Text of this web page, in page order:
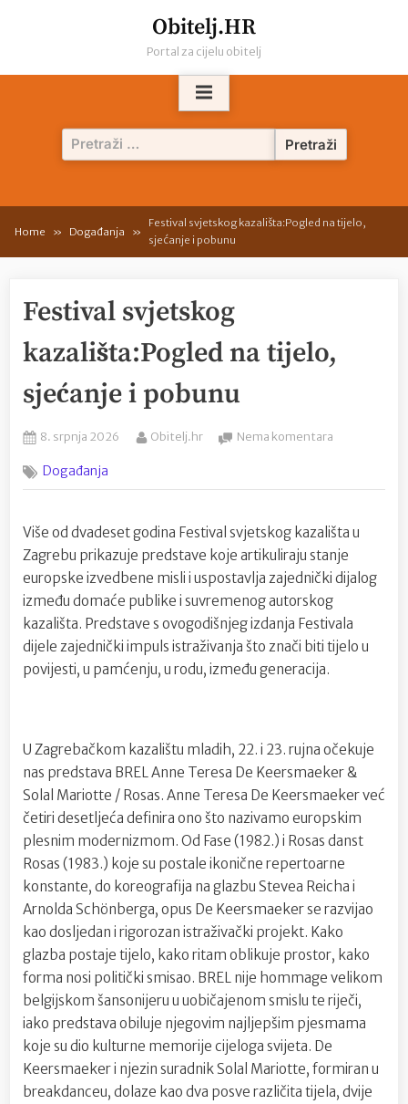
Obitelj.HR
Portal za cijelu obitelj
Pretraži:
Home Događanja
Festival svjetskog kazališta:Pogled na tijelo,
sjećanje i pobunu
Festival svjetskog
kazališta:Pogled na tijelo,
sjećanje i pobunu
Posted
8. srpnja 2026 By
Obitelj.hr Nema komentara
tijelo,
sjećanje
pobunu
Događanja
Više od dvadeset godina Festival svjetskog kazališta u
Zagrebu prikazuje predstave koje artikuliraju stanje
europske izvedbene misli i uspostavlja zajednički dijalog
između domaće publike i suvremenog autorskog
kazališta. Predstave s ovogodišnjeg izdanja Festivala
dijele zajednički impuls istraživanja što znači biti tijelo u
povijesti, u pamćenju, u rodu, između generacija.
U Zagrebačkom kazalištu mladih, 22. i 23. rujna očekuje
nas predstava BREL Anne Teresa De Keersmaeker &
Solal Mariotte / Rosas. Anne Teresa De Keersmaeker već
četiri desetljeća definira ono što nazivamo europskim
plesnim modernizmom. Od Fase (1982.) i Rosas danst
Rosas (1983.) koje su postale ikonične repertoarne
konstante, do koreografija na glazbu Stevea Reicha i
Arnolda Schönberga, opus De Keersmaeker se razvijao
kao dosljedan i rigorozan istraživački projekt. Kako
glazba postaje tijelo, kako ritam oblikuje prostor, kako
forma nosi politički smisao. BREL nije hommage velikom
belgijskom šansonijeru u uobičajenom smislu te riječi,
iako predstava obiluje njegovim najljepšim pjesmama
koje su dio kulturne memorije cijeloga svijeta. De
Keersmaeker i njezin suradnik Solal Mariotte, formiran u
breakdanceu, dolaze kao dva posve različita tijela, dvije